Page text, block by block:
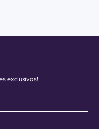
exclusivas!